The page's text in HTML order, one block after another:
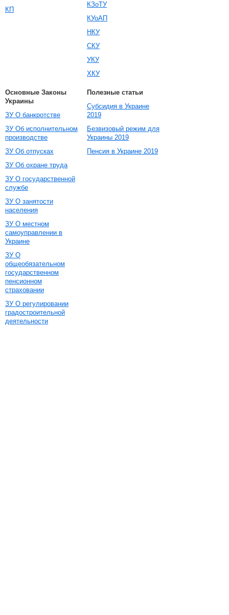
КП
КЗоТУ
КУоАП
НКУ
СКУ
УКУ
ХКУ
Основные Законы
Украины
ЗУ О банкротстве
ЗУ Об исполнительном
производстве
ЗУ Об отпусках
ЗУ Об охране труда
ЗУ О государственной
службе
ЗУ О занятости
населения
ЗУ О местном
самоуправлении в
Украине
ЗУ О
общеобязательном
государственном
пенсионном
страховании
ЗУ О регулировании
градостроительной
деятельности
Полезные статьи
Субсидия в Украине
2019
Безвизовый режим для
Украины 2019
Пенсия в Украине 2019